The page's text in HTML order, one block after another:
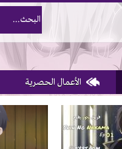
الأعمال الحصرية